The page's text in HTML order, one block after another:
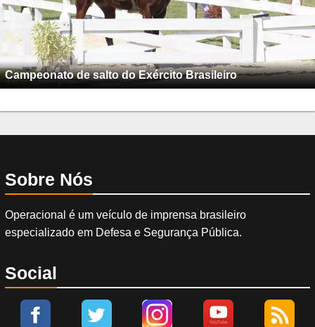
Campeonato de salto do Exército Brasileiro
Sobre Nós
Operacional é um veículo de imprensa brasileiro
especializado em Defesa e Segurança Pública.
Social